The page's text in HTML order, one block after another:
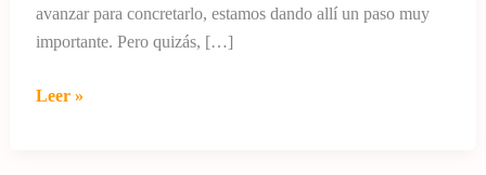
avanzar para concretarlo, estamos dando allí un paso muy
importante. Pero quizás, […]
Somos
Leer »